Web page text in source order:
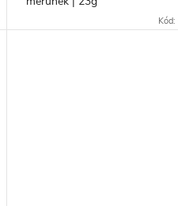
Kód: